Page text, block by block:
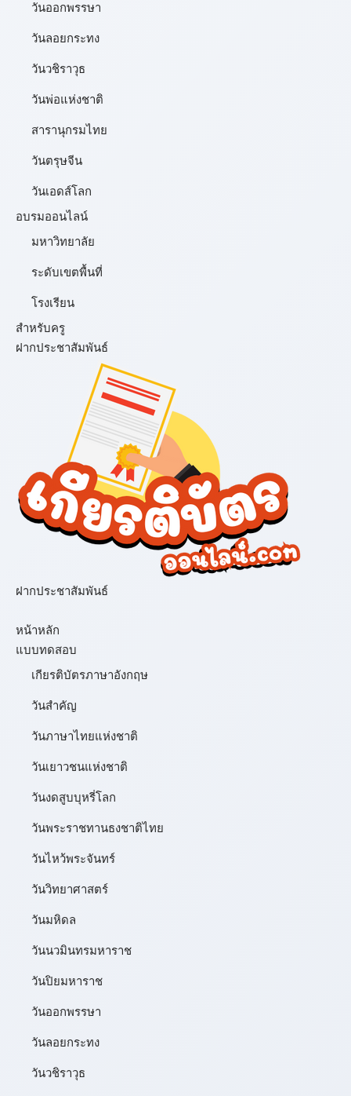
วันออกพรรษา
วันลอยกระทง
วันวชิราวุธ
วันพ่อแห่งชาติ
สารานุกรมไทย
วันตรุษจีน
วันเอดส์โลก
อบรมออนไลน์
มหาวิทยาลัย
ระดับเขตพื้นที่
โรงเรียน
สำหรับครู
ฝากประชาสัมพันธ์
ฝากประชาสัมพันธ์
หน้าหลัก
แบบทดสอบ
เกียรติบัตรภาษาอังกฤษ
วันสำคัญ
วันภาษาไทยแห่งชาติ
วันเยาวชนแห่งชาติ
วันงดสูบบุหรี่โลก
วันพระราชทานธงชาติไทย
วันไหว้พระจันทร์​
วันวิทยาศาสตร์
วันมหิดล
วันนวมินทรมหาราช
วันปิยมหาราช
วันออกพรรษา
วันลอยกระทง
วันวชิราวุธ